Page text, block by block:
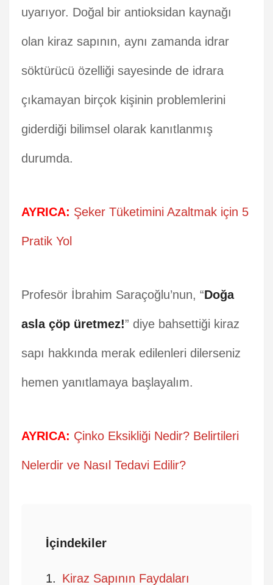
uyarıyor. Doğal bir antioksidan kaynağı
olan kiraz sapının, aynı zamanda idrar
söktürücü özelliği sayesinde de idrara
çıkamayan birçok kişinin problemlerini
giderdiği bilimsel olarak kanıtlanmış
durumda.
AYRICA: Şeker Tüketimini Azaltmak için 5
Pratik Yol
Profesör İbrahim Saraçoğlu’nun, “Doğa
asla çöp üretmez!” diye bahsettiği kiraz
sapı hakkında merak edilenleri dilerseniz
hemen yanıtlamaya başlayalım.
AYRICA: Çinko Eksikliği Nedir? Belirtileri
Nelerdir ve Nasıl Tedavi Edilir?
İçindekiler
Kiraz Sapının Faydaları